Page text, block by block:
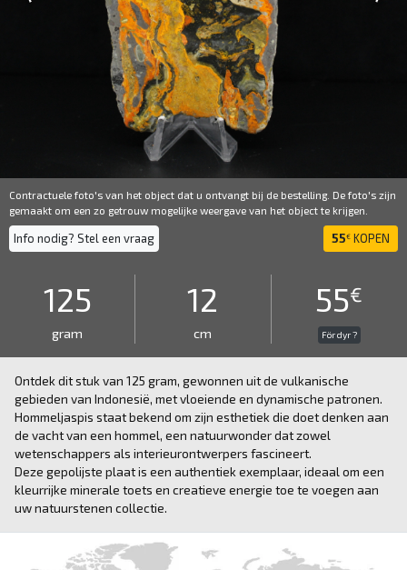
Contractuele foto's van het object dat u ontvangt bij de bestelling. De foto's zijn
gemaakt om een ​​zo getrouw mogelijke weergave van het object te krijgen.
Info nodig? Stel een vraag 55€ KOPEN
125
gram
12
cm
55€
För dyr ?
Ontdek dit stuk van 125 gram, gewonnen uit de vulkanische
gebieden van Indonesië, met vloeiende en dynamische patronen.
Hommeljaspis staat bekend om zijn esthetiek die doet denken aan
de vacht van een hommel, een natuurwonder dat zowel
wetenschappers als interieurontwerpers fascineert.
Deze gepolijste plaat is een authentiek exemplaar, ideaal om een
kleurrijke minerale toets en creatieve energie toe te voegen aan
uw natuurstenen collectie.